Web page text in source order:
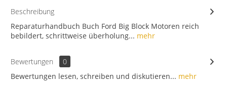
Beschreibung
Reparaturhandbuch Buch Ford Big Block Motoren reich
bebildert, schrittweise überholung... mehr
Bewertungen
0
Bewertungen lesen, schreiben und diskutieren... mehr